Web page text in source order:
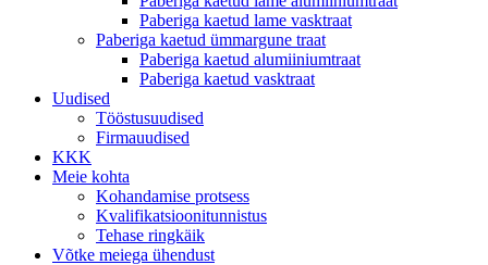
Paberiga kaetud lame vasktraat
Paberiga kaetud ümmargune traat
Paberiga kaetud alumiiniumtraat
Paberiga kaetud vasktraat
Uudised
Tööstusuudised
Firmauudised
KKK
Meie kohta
Kohandamise protsess
Kvalifikatsioonitunnistus
Tehase ringkäik
Võtke meiega ühendust